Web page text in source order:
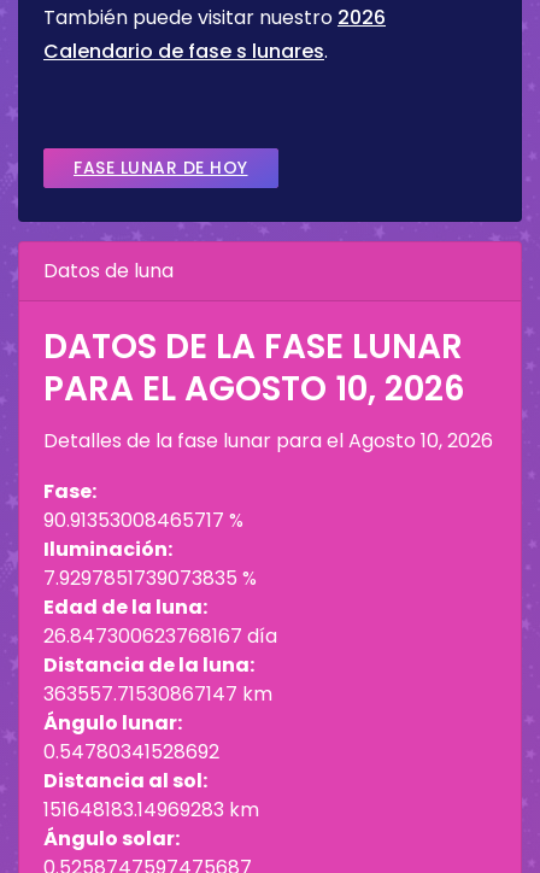
También puede visitar nuestro 2026
Calendario de fase s lunares.
FASE LUNAR DE HOY
Datos de luna
DATOS DE LA FASE LUNAR
PARA EL AGOSTO 10, 2026
Detalles de la fase lunar para elAgosto 10, 2026
Fase:
90.91353008465717 %
Iluminación:
7.9297851739073835 %
Edad de la luna:
26.847300623768167 día
Distancia de la luna:
363557.71530867147 km
Ángulo lunar:
0.54780341528692
Distancia al sol:
151648183.14969283 km
Ángulo solar: